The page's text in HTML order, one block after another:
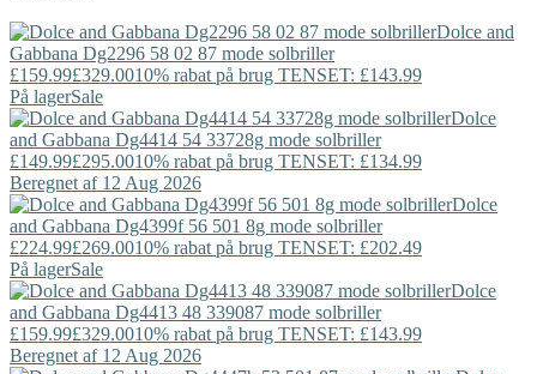
Dolce and
Gabbana Dg2296 58 02 87 mode solbriller
£159.99£329.0010% rabat på brug TENSET: £143.99
På lagerSale
Dolce
and Gabbana Dg4414 54 33728g mode solbriller
£149.99£295.0010% rabat på brug TENSET: £134.99
Beregnet af 12 Aug 2026
Dolce
and Gabbana Dg4399f 56 501 8g mode solbriller
£224.99£269.0010% rabat på brug TENSET: £202.49
På lagerSale
Dolce
and Gabbana Dg4413 48 339087 mode solbriller
£159.99£329.0010% rabat på brug TENSET: £143.99
Beregnet af 12 Aug 2026